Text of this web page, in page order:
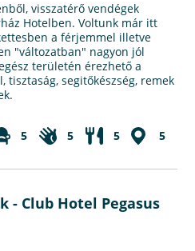
visszatérő vendégek
Hotelben. Voltunk már itt
a férjemmel illetve
"változatban" nagyon jól
területén érezhető a
tisztaság, segitőkészség, remek
5 5 5 5
- Club Hotel Pegasus